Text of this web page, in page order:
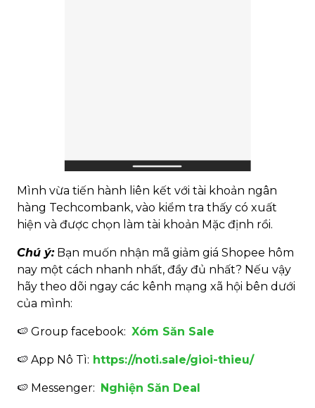
Mình vừa tiến hành liên kết với tài khoản ngân
hàng Techcombank, vào kiểm tra thấy có xuất
hiện và được chọn làm tài khoản Mặc định rồi.
Chú ý:Bạn muốn nhận mã giảm giá Shopee hôm
nay một cách nhanh nhất, đầy đủ nhất? Nếu vậy
hãy theo dõi ngay các kênh mạng xã hội bên dưới
của mình:
🍉 Group facebook: Xóm Săn Sale
🍉 App Nô Tì: https://noti.sale/gioi-thieu/
🍉 Messenger: Nghiện Săn Deal